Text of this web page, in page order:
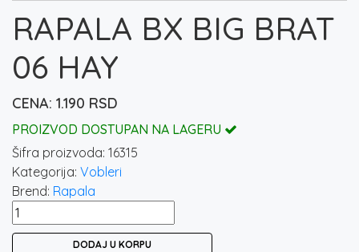
RAPALA BX BIG BRAT
06 HAY
1.190 RSD
PROIZVOD DOSTUPAN NA LAGERU
Šifra proizvoda: 16315
Kategorija: Vobleri
Brend: Rapala
RAPALA
BX
DODAJ U KORPU